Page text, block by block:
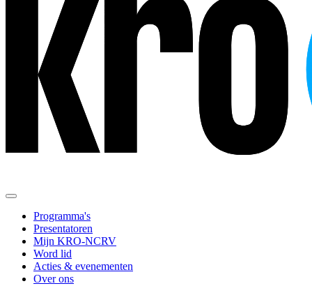
Programma's
Presentatoren
Mijn KRO-NCRV
Word lid
Acties & evenementen
Over ons